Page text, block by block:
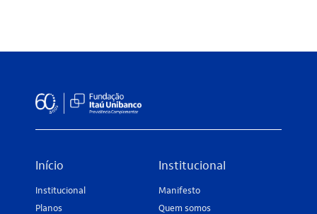
Início
Institucional
Planos
Institucional
Manifesto
Quem somos